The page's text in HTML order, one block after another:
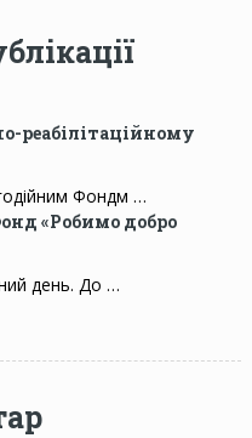
реабілітаційному
Фондм …
«Робимо добро
день. До …